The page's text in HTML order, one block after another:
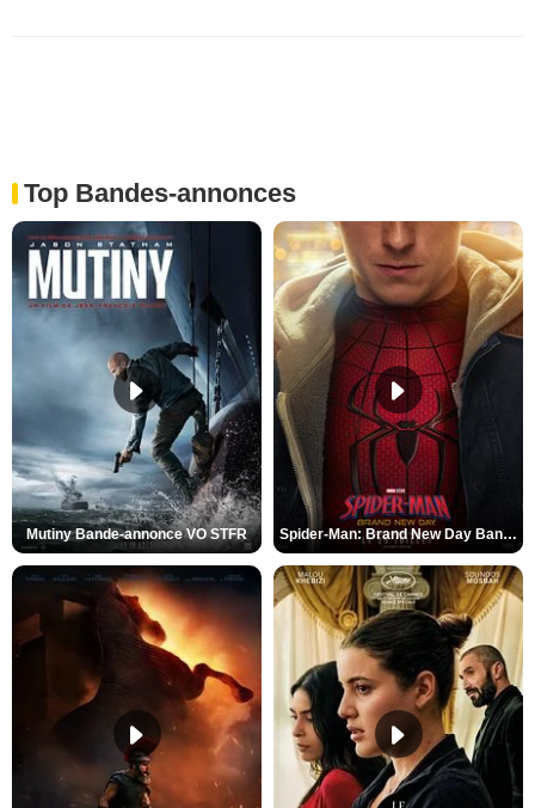
Top Bandes-annonces
Mutiny Bande-annonce VO STFR Spider-Man: Brand New Day Bande-annonce VO STFR